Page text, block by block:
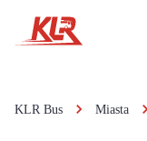
KLR Bus Miasta